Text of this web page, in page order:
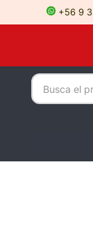
+56 9